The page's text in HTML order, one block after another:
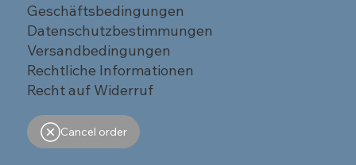
Geschäftsbedingungen
Datenschutzbestimmungen
Versandbedingungen
Rechtliche Informationen
Recht auf Widerruf
Cancel order